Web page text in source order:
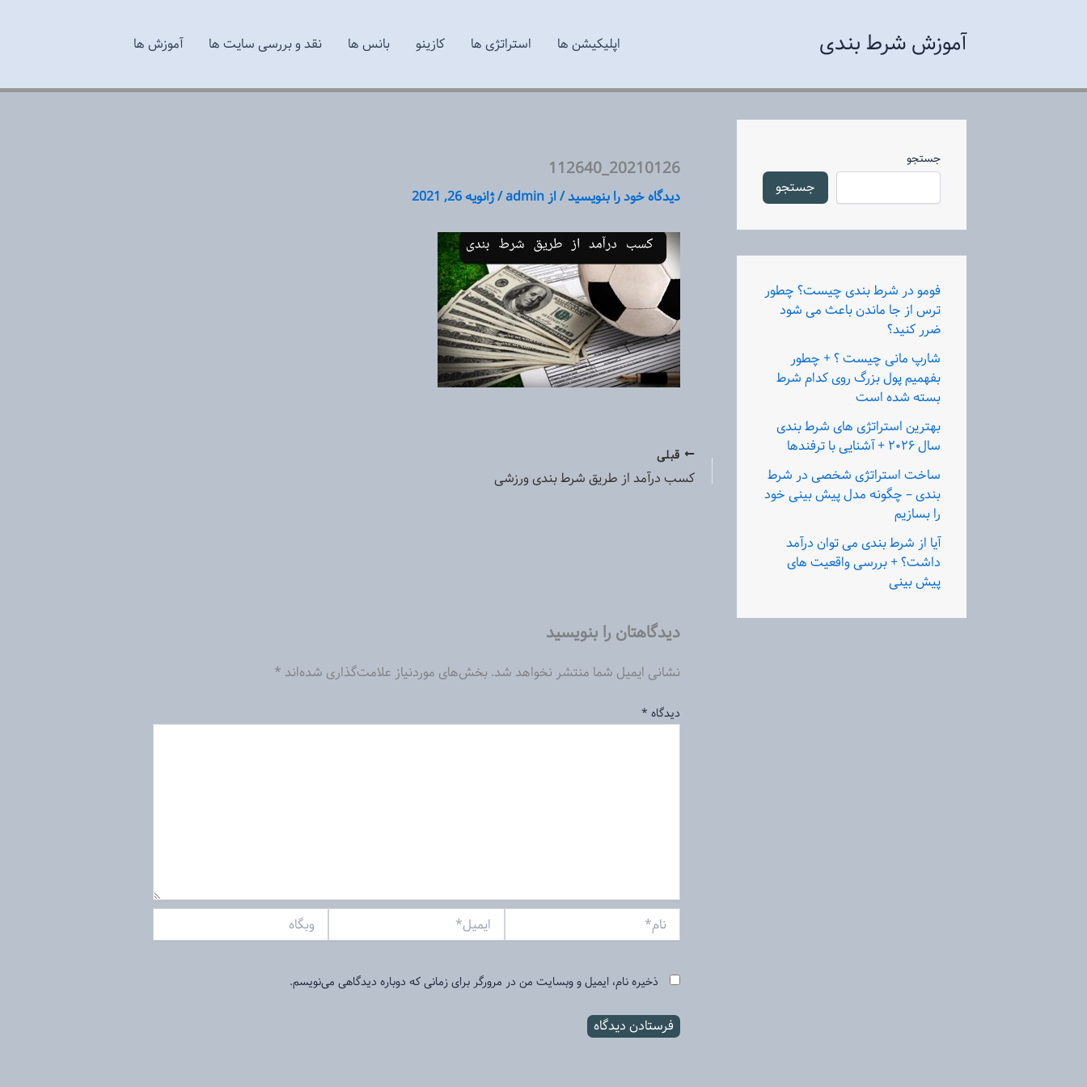
آموزش شرط بندی اپلیکیشن ها استراتژی ها کازینو بانس ها نقد و بررسی سایت ها آموزش ها
جستجو
جستجو
فومو در شرط بندی چیست؟ چطور
ترس از جا ماندن باعث می شود
ضرر کنید؟
شارپ مانی چیست ؟ + چطور
بفهمیم پول بزرگ روی کدام شرط
بسته شده است
بهترین استراتژی های شرط بندی
سال ۲۰۲۶ + آشنایی با ترفندها
ساخت استراتژی شخصی در شرط
بندی – چگونه مدل پیش بینی خود
را بسازیم
آیا از شرط بندی می‌ توان درآمد
داشت؟ + بررسی واقعیت های
پیش بینی
20210126_112640
دیدگاه‌ خود را بنویسید/ از admin
/ژانویه 26, 2021
قبلی
کسب درآمد از طریق شرط بندی ورزشی
دیدگاهتان را بنویسید
نشانی ایمیل شما منتشر نخواهد شد. بخش‌های موردنیاز علامت‌گذاری شده‌اند *
دیدگاه *
ایمیل*
ذخیره نام، ایمیل و وبسایت من در مرورگر برای زمانی که دوباره دیدگاهی می‌نویسم.